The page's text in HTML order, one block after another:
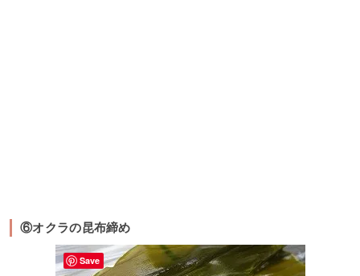
⑥オクラの昆布締め
Save